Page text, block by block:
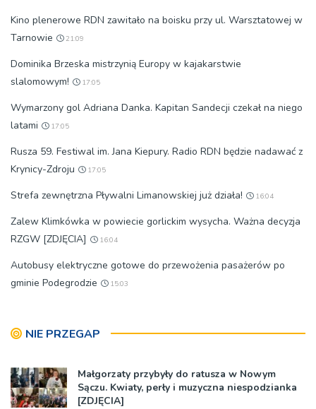
Kino plenerowe RDN zawitało na boisku przy ul. Warsztatowej w
Tarnowie
21:09
Dominika Brzeska mistrzynią Europy w kajakarstwie
slalomowym!
17:05
Wymarzony gol Adriana Danka. Kapitan Sandecji czekał na niego
latami
17:05
Rusza 59. Festiwal im. Jana Kiepury. Radio RDN będzie nadawać z
Krynicy-Zdroju
17:05
Strefa zewnętrzna Pływalni Limanowskiej już działa! 16:04
Zalew Klimkówka w powiecie gorlickim wysycha. Ważna decyzja
RZGW [ZDJĘCIA]
16:04
Autobusy elektryczne gotowe do przewożenia pasażerów po
gminie Podegrodzie
15:03
NIE PRZEGAP
Małgorzaty przybyły do ratusza w Nowym
Sączu. Kwiaty, perły i muzyczna niespodzianka
[ZDJĘCIA]